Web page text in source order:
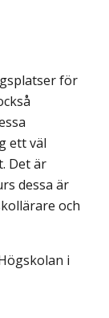
för
ett väl
Det är
dessa är
och
i